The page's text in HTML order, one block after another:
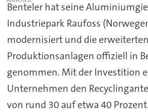
Benteler hat seine
Industriepark Raufoss
modernisiert und die erweiterten
Produktionsanlagen offiziell in
genommen. Mit der Investition
Unternehmen den
von rund 30 auf etwa 40